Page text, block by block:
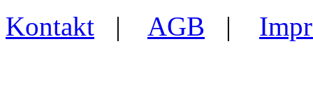
Kontakt | AGB |